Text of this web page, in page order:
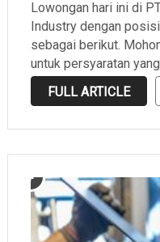
Lowongan hari ini di
Industry dengan
sebagai berikut.
untuk persyaratan
sebelum melamar.
FULL ARTICLE